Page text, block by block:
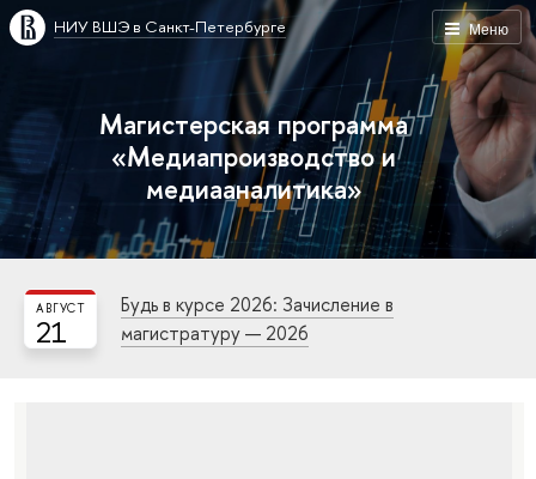
Меню
НИУ ВШЭ в Санкт-Петербурге
Магистерская программа
«Медиапроизводство и
медиааналитика»
21
АВГУСТ
Будь в курсе 2026: Зачисление в
магистратуру — 2026